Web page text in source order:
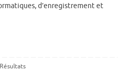
d’enregistrement et
Résultats